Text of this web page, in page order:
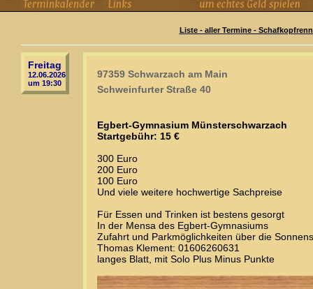
Liste - aller Termine -
Freitag
12.06.2026
um 19:30
97359 Schwarzach am Main
Schweinfurter Straße 40
Egbert-Gymnasium Münsterschwarzach
Startgebühr: 15 €
300 Euro
200 Euro
100 Euro
Und viele weitere hochwertige Sachpreise
Für Essen und Trinken ist bestens gesorgt
In der Mensa des Egbert-Gymnasiums
Zufahrt und Parkmöglichkeiten über die
Thomas Klement: 01606260631
langes Blatt, mit Solo Plus Minus Punkte